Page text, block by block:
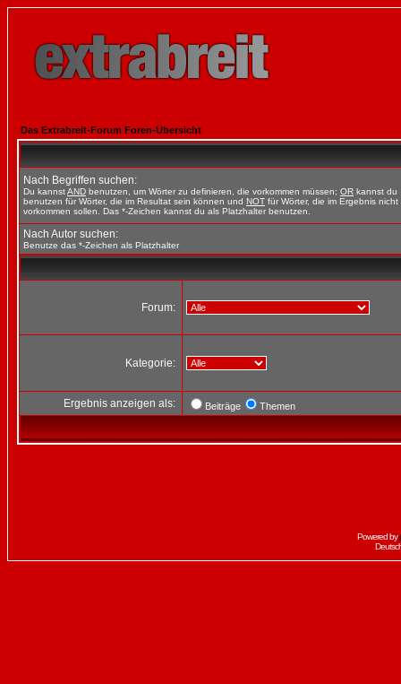
Das Extrabreit-Forum Foren-Übersicht
Nach Begriffen suchen:
Du kannstAND benutzen, um Wörter zu definieren, die vorkommen müssen; OR kannst du
benutzen für Wörter, die im Resultat sein können und NOT für Wörter, die im Ergebnis nicht
vorkommen sollen. Das *-Zeichen kannst du als Platzhalter benutzen.
Nach Autor suchen:
Benutze das *-Zeichen als Platzhalter
Forum:
Kategorie:
Ergebnis anzeigen als: Beiträge Themen
Powered by